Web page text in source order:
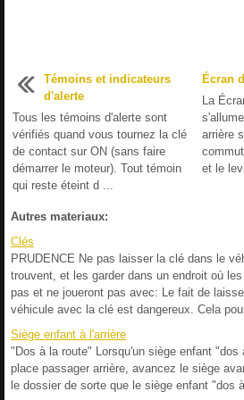
Témoins et indicateurs
d'alerte
Tous les témoins d'alerte sont
vérifiés quand vous tournez la clé
de contact sur ON (sans faire
démarrer le moteur). Tout témoin
qui reste éteint d ...
Écran
La
arrière
et le
Autres materiaux:
Clés
PRUDENCE Ne pas laisser la clé dans le
trouvent, et les garder dans un endroit où
pas et ne joueront pas avec: Le fait de
véhicule avec la clé est dangereux. Cela
Siège enfant à l'arrière
"Dos à la route" Lorsqu'un siège enfant
place passager arrière, avancez le siège
le dossier de sorte que le siège enfant "dos